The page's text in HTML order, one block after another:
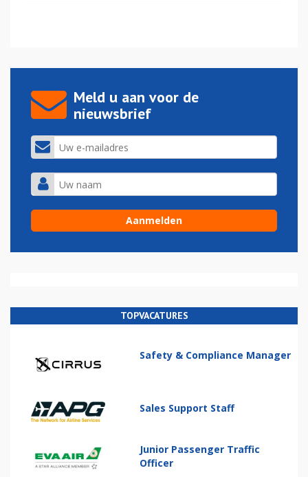
Meld u aan voor de
nieuwsbrief
TOPVACATURES
Safety & Compliance Manager
Sales Support Staff
Junior Passenger Traffic
Officer